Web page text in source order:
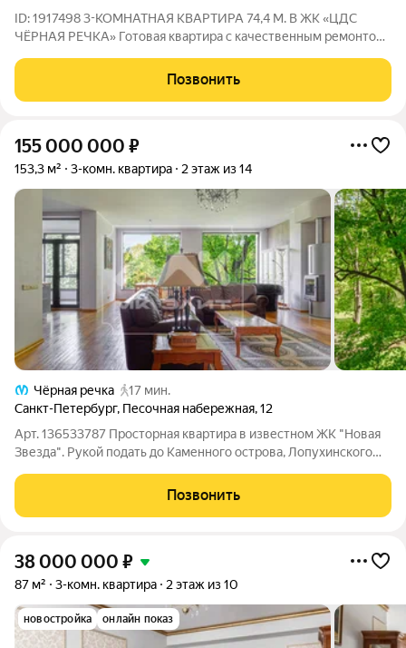
ID: 1917498 3-КОМНАТНАЯ КВАРТИРА 74,4 М. В ЖК «ЦДС
ЧЁРНАЯ РЕЧКА» Готовая квартира с качественным ремонтом
вариант для семьи, которая хочет переехать сразу после
сделки без затрат времени и средств
Позвонить
155 000 000 ₽
153,3 м² 3-комн. квартира 2 этаж из 14
Чёрная речка
17 мин.
Санкт-Петербург, Песочная набережная,12
Арт. 136533787 Просторная квартира в известном ЖК "Новая
Звезда". Рукой подать до Каменного острова, Лопухинского
звезда" на Аптекарском острове. Всего 78 квартир! Построен
компанией RBI в 2005 г. В
Позвонить
38 000 000 ₽
87 м² 3-комн. квартира 2 этаж из 10
новостройка онлайн показ